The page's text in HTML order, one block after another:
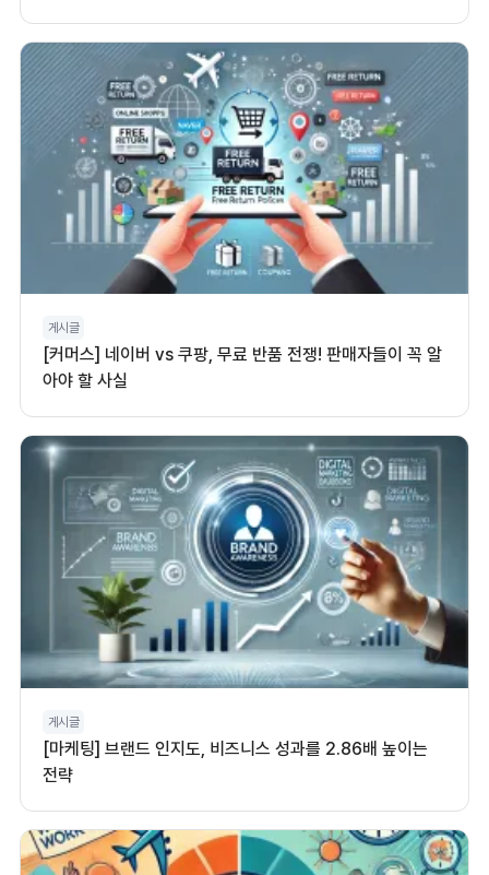
게시글
[커머스] 네이버 vs 쿠팡, 무료 반품 전쟁! 판매자들이 꼭 알
아야 할 사실
게시글
[마케팅] 브랜드 인지도, 비즈니스 성과를 2.86배 높이는
전략